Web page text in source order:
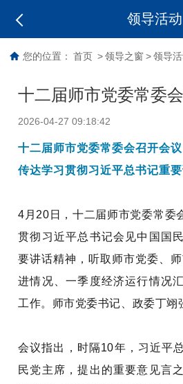
领导活动
您的位置： 首页 > 领导之窗 > 领导
十二届师市党委常委
2026-04-27 09:18:42
十二届师市党委常委会召开会议
传达学习贯彻习近平总书记重
4 月 20 日，十二届师市党委常委
贯彻习近平总书记会见中国国
要讲话精神 ， 听取师市党委、
进情况、一季度经济运行情况
工作。师市党委书记、政委丁翊
会议指出 ， 时隔10年，习近平
民党主席，提出的重要意见言